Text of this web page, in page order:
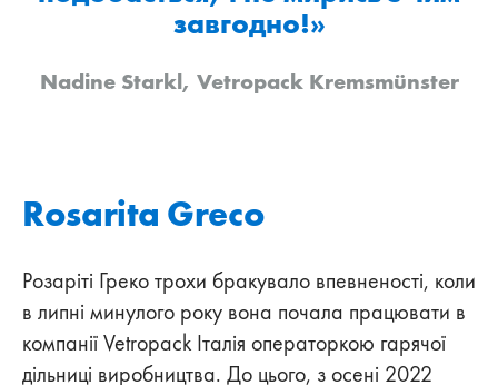
завгодно!»
Nadine Starkl, Vetropack Kremsmünster
Rosarita Greco
Розаріті Греко трохи бракувало впевненості, коли
в липні минулого року вона почала працювати в
компанії Vetropack Італія операторкою гарячої
дільниці виробництва. До цього, з осені 2022